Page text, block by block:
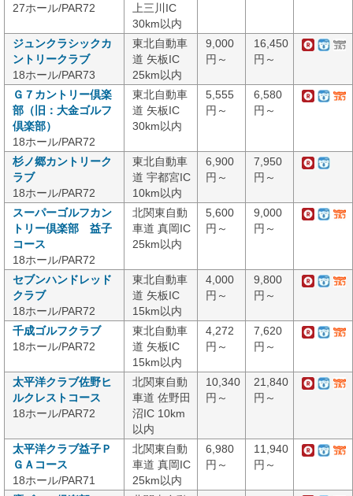
27ホール/PAR72
上三川IC
30km以内
ジュンクラシックカ
ントリークラブ
18ホール/PAR73
東北自動車
道 矢板IC
25km以内
9,000
円～
16,450
円～
Ｇ７カントリー倶楽
部（旧：大金ゴルフ
倶楽部）
18ホール/PAR72
東北自動車
道 矢板IC
30km以内
5,555
円～
6,580
円～
杉ノ郷カントリーク
ラブ
18ホール/PAR72
東北自動車
道 宇都宮IC
10km以内
6,900
円～
7,950
円～
スーパーゴルフカン
トリー倶楽部 益子
コース
18ホール/PAR72
北関東自動
車道 真岡IC
25km以内
5,600
円～
9,000
円～
セブンハンドレッド
クラブ
18ホール/PAR72
東北自動車
道 矢板IC
15km以内
4,000
円～
9,800
円～
千成ゴルフクラブ
18ホール/PAR72
東北自動車
道 矢板IC
15km以内
4,272
円～
7,620
円～
太平洋クラブ佐野ヒ
ルクレストコース
18ホール/PAR72
北関東自動
車道 佐野田
沼IC 10km
以内
10,340
円～
21,840
円～
太平洋クラブ益子Ｐ
ＧＡコース
18ホール/PAR71
北関東自動
車道 真岡IC
25km以内
6,980
円～
11,940
円～